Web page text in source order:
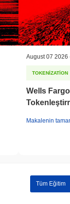
August 07 2026
TOKENIZATION
Wells
Makalenin
Tüm Eğitim